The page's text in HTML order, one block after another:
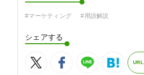
#マーケティング #用語解説
シェアする